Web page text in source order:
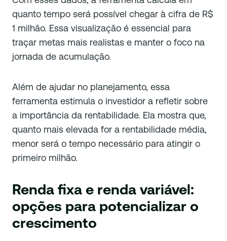
quanto tempo será possível chegar à cifra de R$
1 milhão. Essa visualização é essencial para
traçar metas mais realistas e manter o foco na
jornada de acumulação.
Além de ajudar no planejamento, essa
ferramenta estimula o investidor a refletir sobre
a importância da rentabilidade. Ela mostra que,
quanto mais elevada for a rentabilidade média,
menor será o tempo necessário para atingir o
primeiro milhão.
Renda fixa e renda variável:
opções para potencializar o
crescimento